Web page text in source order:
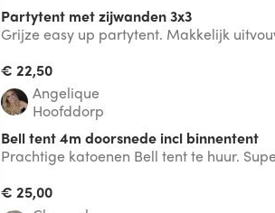
Partytent met zijwanden 3x3
Grijze easy up partytent. Makkelijk
€ 22,50
Angelique
Hoofddorp
Bell tent 4m doorsnede incl binnentent
Prachtige katoenen Bell tent te huur.
€ 25,00